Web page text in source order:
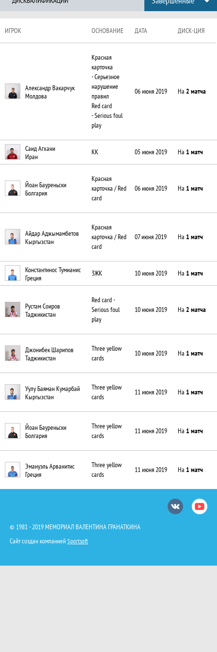
ИГРОК ОСНОВАНИЕ ДАТА ДИСК-ЦИЯ
Александр Вакарчук
Молдова
Красная
карточка
- Серьезное
нарушение
правил
Red card
- Serious foul
play
06 июня 2019 На 2 матча
Саид Агхани
Иран
КК 05 июня 2019 На 1 матч
Йоан Бауреньски
Болгария
Красная
карточка / Red
card
06 июня 2019 На 1 матч
Айдар Аджымамбетов
Кыргызстан
Красная
карточка / Red
card
07 июня 2019 На 1 матч
Константинос Тумианис
Греция
3ЖК 10 июня 2019 На 1 матч
Рустам Соиров
Таджикистан
Red card -
Serious foul
play
10 июня 2019 На 2 матча
Джонибек Шарипов
Таджикистан
Three yellow
cards
10 июня 2019 На 1 матч
Уулу Баяман Кумарбай
Кыргызстан
Three yellow
cards
11 июня 2019 На 1 матч
Йоан Бауреньски
Болгария
Three yellow
cards
11 июня 2019 На 1 матч
Эмануэль Арванитис
Греция
Three yellow
cards
11 июня 2019 На 1 матч
© 1981 - 2019 МЕМОРИАЛ ВАЛЕНТИНА ГРАНАТКИНА
Сайт создан компаниейSportsoft
Вконтакте